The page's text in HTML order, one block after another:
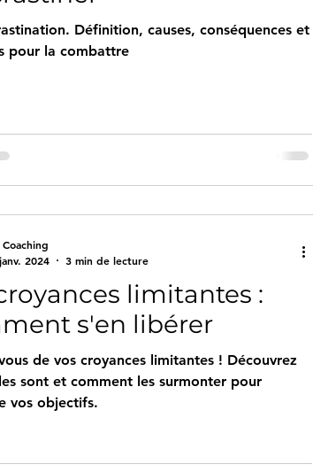
Définition, causes, conséquences et
pour la combattre
limitantes :
s'en libérer
de vos croyances limitantes ! Découvrez
sont et comment les surmonter pour
vos objectifs.
2024
3 min de lecture